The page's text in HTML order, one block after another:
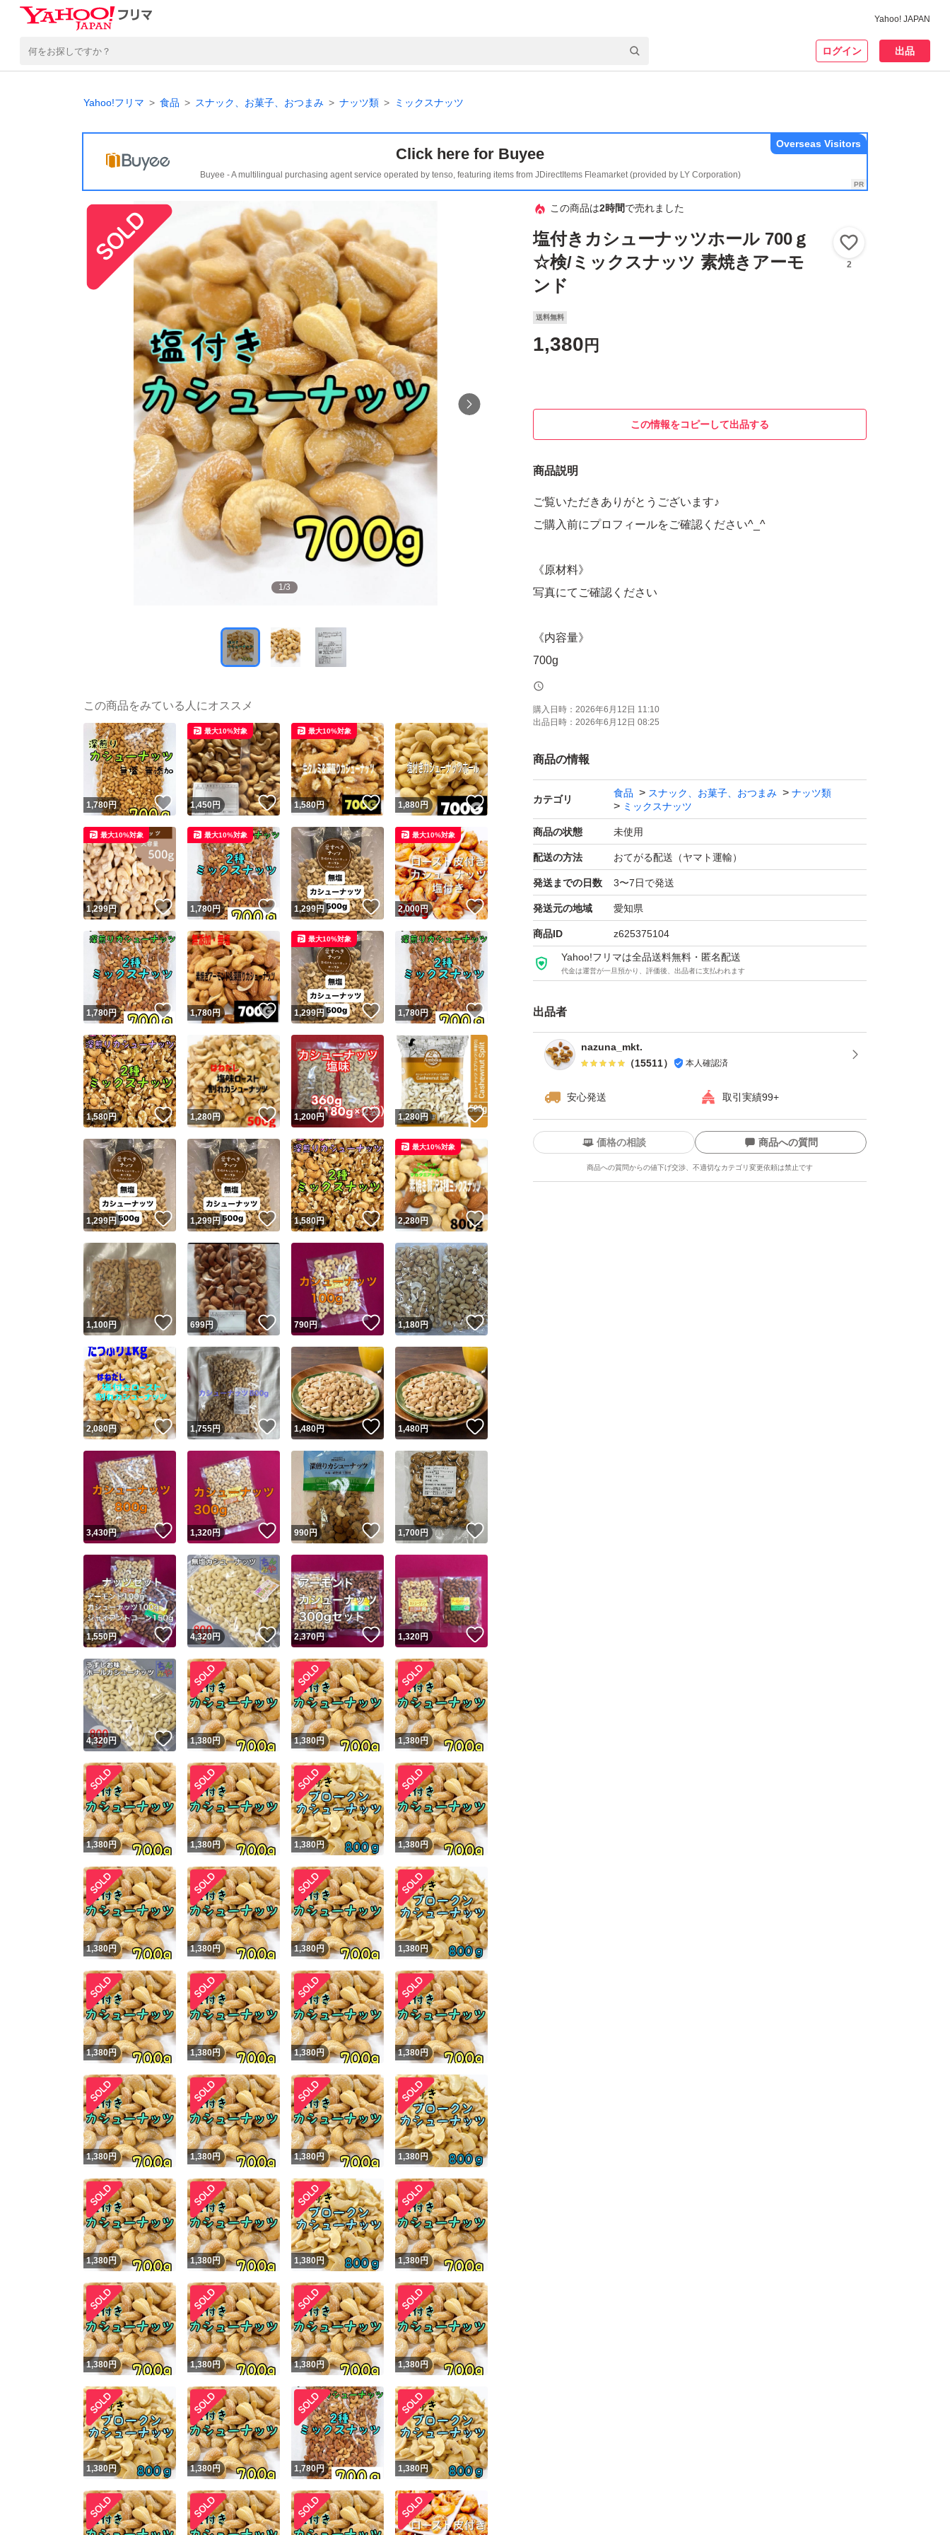
Yahoo! JAPAN
ログイン 出品
Yahoo!フリマ 食品 スナック、お菓子、おつまみ ナッツ類 ミックスナッツ
Click here for Buyee
Buyee - A multilingual purchasing agent service operated by tenso, featuring items from JDirectItems Fleamarket (provided by LY Corporation)
Overseas Visitors
1/3
この商品は2時間で売れました
塩付きカシューナッツホール 700ｇ
☆検/ミックスナッツ 素焼きアーモ
ンド
2
送料無料
1,380 円
この情報をコピーして出品する
商品説明
ご覧いただきありがとうございます♪
ご購入前にプロフィールをご確認ください^_^
《原材料》
写真にてご確認ください
《内容量》
700g
《賞味期限》
ご注文より約150日
(画像の賞味期限はサンプルになります。ご注文を受けてから製造
《コメント》
塩付きのカシューナッツです。
塩味が抜群に美味しい！！
そのままお酒のおつまみに!！
健康的なおやつです。
★全てご注文いただいてから袋詰いたしますので、新鮮なナッツ
★ドライフルーツとナッツのミックスは発送日の袋詰めでもナッ
ツがしけてしまう可能性がございます。ご理解・ご了承下さい
購入日時： 2026年6月12日 11:10
出品日時： 2026年6月12日 08:25
商品の情報
カテゴリ
食品 スナック、お菓子、おつまみ
ナッツ類
ミックスナッツ
商品の状態 未使用
配送の方法 おてがる配送（ヤマト運輸）
発送までの日数 3〜7日で発送
発送元の地域 愛知県
商品ID z625375104
Yahoo!フリマは全品送料無料・匿名配送
代金は運営が一旦預かり、評価後、出品者に支払われます
出品者
nazuna_mkt.
（15511） 本人確認済
安心発送 取引実績99+
ユーザーの実績について
Yahoo!フリマが定めた一定の基準を満たしたユーザーにバッジを付与しています
安心取引出品者
安心取引出品者 Yahoo!フリマの基準をクリアした安心・安全なユーザーです
取引実績
取引実績◯+ このユーザーはYahoo!フリマの取引を完了させた実績があります
他フリマ実績◯+ このユーザーは他フリマサービスでの取引実績があります
スピード&安心発送
※このバッジは実績に基づく表示であり、発送を保証しているものではありません
スピード＆安心発送
このユーザーは高頻度で24時間以内＆設定した発送日数内に発送してい
ます
スピード発送 このユーザーは高頻度で24時間以内に発送しています
安心発送 このユーザーは設定した発送日数内に発送しています
価格の相談 商品への質問
商品への質問からの値下げ交渉、不適切なカテゴリ変更依頼は禁止です
この商品の情報をコピーします
商品画像の無断転載は禁止されています
出品ページへ
キャンセル
この商品をみている人にオススメ
1,780円 いいね！
1,450円 いいね！
最大10%対象
1,580円 いいね！
最大10%対象
1,880円 いいね！
1,299円 いいね！
最大10%対象
1,780円 いいね！
最大10%対象
1,299円 いいね！
2,000円 いいね！
最大10%対象
1,780円 いいね！
1,780円 いいね！
1,299円 いいね！
最大10%対象
1,780円
1,580円 いいね！
1,280円 いいね！
1,200円 いいね！
1,280円 いいね！
1,299円 いいね！
1,299円 いいね！
1,580円 いいね！
2,280円 いいね！
最大10%対象
1,100円 いいね！
699円 いいね！
790円 いいね！
1,180円 いいね！
2,080円 いいね！
1,755円 いいね！
1,480円 いいね！
1,480円 いいね！
3,430円 いいね！
1,320円 いいね！
990円 いいね！
1,700円
1,550円 いいね！
4,320円 いいね！
2,370円 いいね！
1,320円
4,320円 いいね！
1,380円 1,380円 1,380円
1,380円 1,380円 1,380円 1,380円
1,380円 1,380円 1,380円 1,380円
1,380円 1,380円 1,380円 1,380円
1,380円 1,380円 1,380円 1,380円
1,380円 1,380円 1,380円 1,380円
1,380円 1,380円 1,380円 1,380円
1,380円 1,380円 1,780円 1,380円